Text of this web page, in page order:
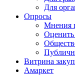
Для
Опросы
Мнения
Оценить
Витрина
Амаркет